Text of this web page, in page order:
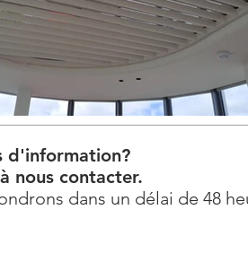
d'information?
nous contacter.
dans un délai de 48